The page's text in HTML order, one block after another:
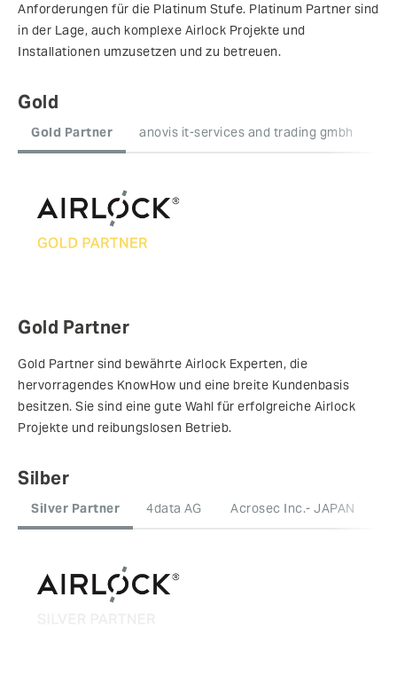
Anforderungen für die Platinum Stufe. Platinum Partner sind
in der Lage, auch komplexe Airlock Projekte und
Installationen umzusetzen und zu betreuen.
Gold
Gold Partner
Gold Partner sind bewährte Airlock Experten, die
hervorragendes KnowHow und eine breite Kundenbasis
besitzen. Sie sind eine gute Wahl für erfolgreiche Airlock
Projekte und reibungslosen Betrieb.
Silber